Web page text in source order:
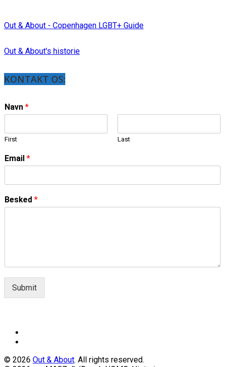
Out & About - Copenhagen LGBT+ Guide
Out & About's historie
KONTAKT OS:
Navn *
First Last
Email *
Besked *
Submit
© 2026 Out & About. All rights reserved.